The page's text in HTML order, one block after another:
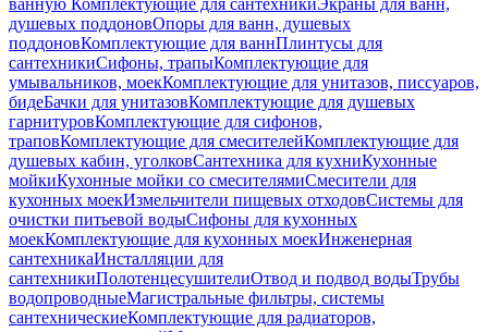
ванную Комплектующие для сантехникиЭкраны для ванн,
душевых поддоновОпоры для ванн, душевых
поддоновКомплектующие для ваннПлинтусы для
сантехникиСифоны, трапыКомплектующие для
умывальников, моекКомплектующие для унитазов, писсуаров,
бидеБачки для унитазовКомплектующие для душевых
гарнитуровКомплектующие для сифонов,
траповКомплектующие для смесителейКомплектующие для
душевых кабин, уголковСантехника для кухниКухонные
мойкиКухонные мойки со смесителямиСмесители для
кухонных моекИзмельчители пищевых отходовСистемы для
очистки питьевой водыСифоны для кухонных
моекКомплектующие для кухонных моекИнженерная
сантехникаИнсталляции для
сантехникиПолотенцесушителиОтвод и подвод водыТрубы
водопроводныеМагистральные фильтры, системы
сантехническиеКомплектующие для радиаторов,